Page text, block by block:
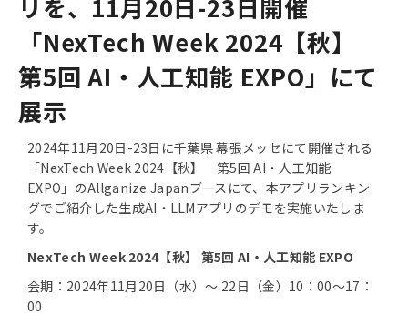
リを、11月20日-23日開催
「NexTech Week 2024【秋】
第5回 AI・人工知能 EXPO」にて
展示
2024年11月20日-23日に千葉県 幕張メッセにて開催される
「NexTech Week 2024【秋】 第5回 AI・人工知能
EXPO」のAllganize Japanブースにて、本アプリランキン
グでご紹介した生成AI・LLMアプリのデモを実施いたしま
す。
NexTech Week 2024【秋】 第5回 AI・人工知能 EXPO
会期：2024年11月20日（水）～ 22日（金）10：00～17：
00